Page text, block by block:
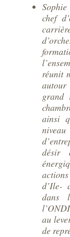
chef
réunit
grand
ainsi
désir
d’Ile-
dans
au
de